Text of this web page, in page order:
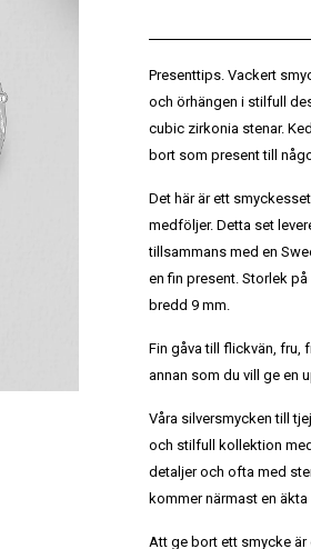
Presenttips. Vackert
och örhängen i stilfull
cubic zirkonia stenar.
bort som present till
Det här är ett
medföljer. Detta set
tillsammans med en
en fin present. Storlek
bredd 9 mm.
Fin gåva till flickvän, fru,
annan som du vill ge en
Våra silversmycken till
och stilfull kollektion
detaljer och ofta med
kommer närmast en
Att ge bort ett smycke